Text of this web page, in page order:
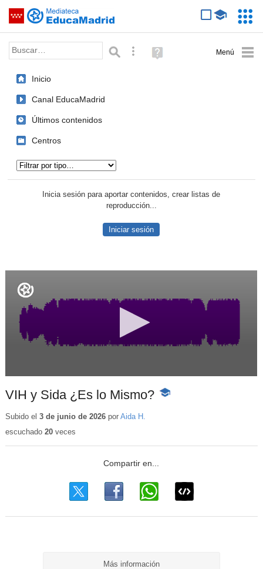
Saltar navegación
Palabra o frase: Búsqueda avanzada
Ayuda
(en
Inicio
Canal EducaMadrid
Últimos contenidos
Centros
Inicia sesión para aportar contenidos, crear listas de
reproducción...
Iniciar sesión
VIH y Sida ¿Es lo Mismo? -
Subido el 3 de junio de 2026por Aida H.
escuchado 20veces
Más información